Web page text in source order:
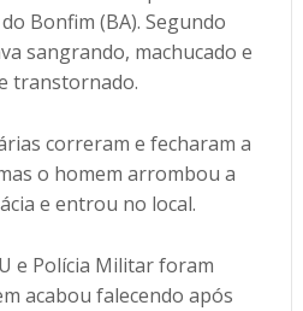
Bonfim (BA). Segundo
sangrando, machucado e
transtornado.
correram e fecharam a
o homem arrombou a
e entrou no local.
e Polícia Militar foram
acabou falecendo após